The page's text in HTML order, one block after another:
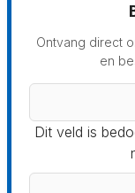
Ontvang direct
en
Dit veld is